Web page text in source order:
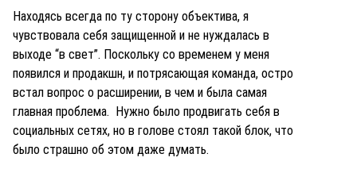
Находясь всегда по ту сторону объектива, я
чувствовала себя защищенной и не нуждалась в
выходе “в свет”. Поскольку со временем у меня
появился и продакшн, и потрясающая команда, остро
встал вопрос о расширении, в чем и была самая
главная проблема. Нужно было продвигать себя в
социальных сетях, но в голове стоял такой блок, что
было страшно об этом даже думать.